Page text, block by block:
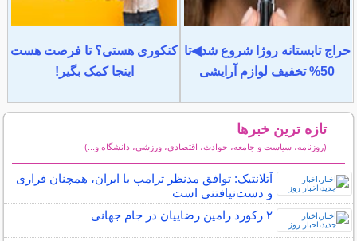
حراج تابستانه روژا شروع شد◀تا
50% تخفیف لوازم آرایشی
کنکوری هستی؟ تا فرصت هست
اینجا کمک بگیر!
تازه ترین خبرها
(روزنامه، سیاست و جامعه، حوادث، اقتصادی، ورزشی، دانشگاه و...)
آتلانتیک: توافق مدنظر ترامپ با ایران، همچنان فراری
و دست‌نیافتنی است
۲ رکورد رامین رضاییان در جام جهانی